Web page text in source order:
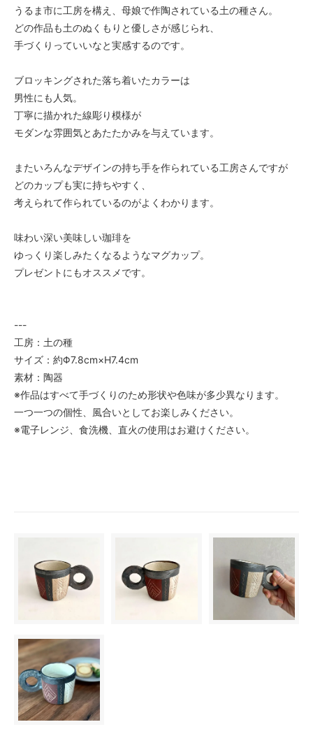
うるま市に工房を構え、母娘で作陶されている土の種さん。
どの作品も土のぬくもりと優しさが感じられ、
手づくりっていいなと実感するのです。
ブロッキングされた落ち着いたカラーは
男性にも人気。
丁寧に描かれた線彫り模様が
モダンな雰囲気とあたたかみを与えています。
またいろんなデザインの持ち手を作られている工房さんですが
どのカップも実に持ちやすく、
考えられて作られているのがよくわかります。
味わい深い美味しい珈琲を
ゆっくり楽しみたくなるようなマグカップ。
プレゼントにもオススメです。
---
工房：土の種
サイズ：約Φ7.8cm×H7.4cm
素材：陶器
※作品はすべて手づくりのため形状や色味が多少異なります。
一つ一つの個性、風合いとしてお楽しみください。
※電子レンジ、食洗機、直火の使用はお避けください。